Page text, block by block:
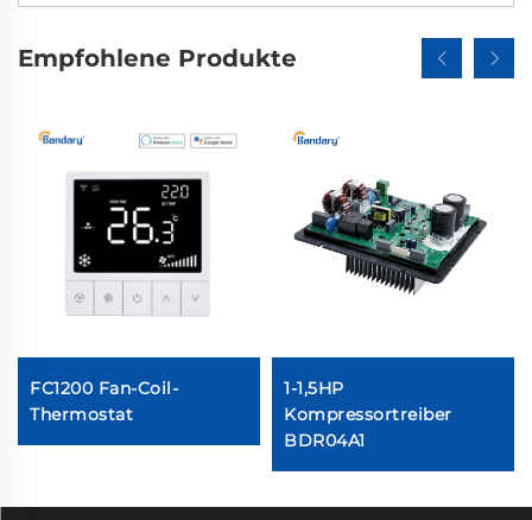
Empfohlene Produkte
FC1200 Fan-Coil-
Thermostat
1-1,5HP
Kompressortreiber
BDR04A1